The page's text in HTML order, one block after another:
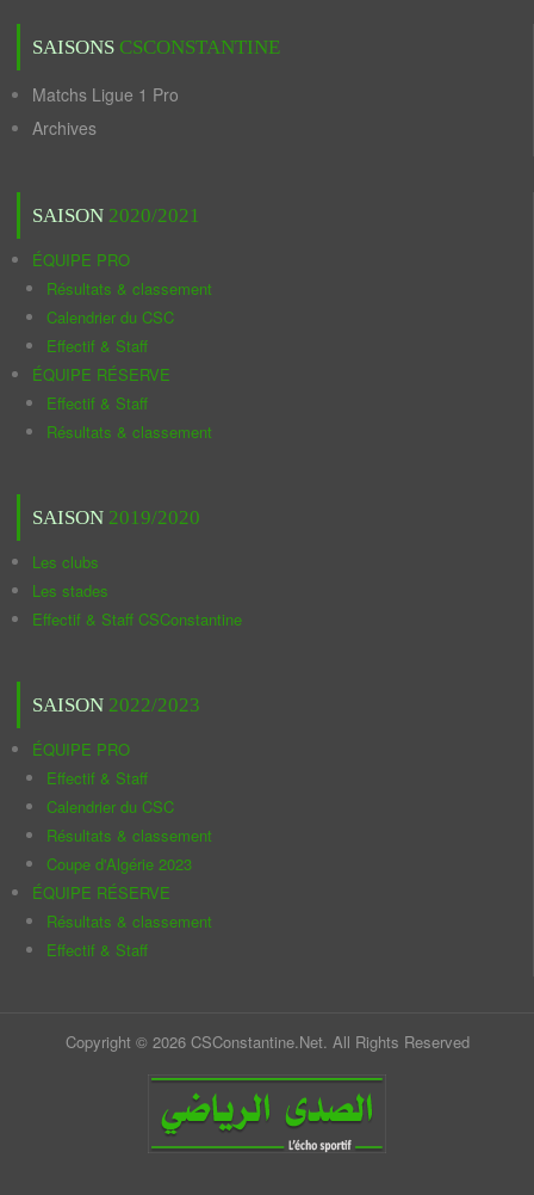
SAISONS CSCONSTANTINE
Matchs Ligue 1 Pro
Archives
SAISON 2020/2021
ÉQUIPE PRO
Résultats & classement
Calendrier du CSC
Effectif & Staff
ÉQUIPE RÉSERVE
Effectif & Staff
Résultats & classement
SAISON 2019/2020
Les clubs
Les stades
Effectif & Staff CSConstantine
SAISON 2022/2023
ÉQUIPE PRO
Effectif & Staff
Calendrier du CSC
Résultats & classement
Coupe d'Algérie 2023
ÉQUIPE RÉSERVE
Résultats & classement
Effectif & Staff
Copyright © 2026 CSConstantine.Net. All Rights Reserved